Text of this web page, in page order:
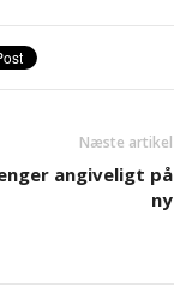
Næste artikel
angiveligt på
ny